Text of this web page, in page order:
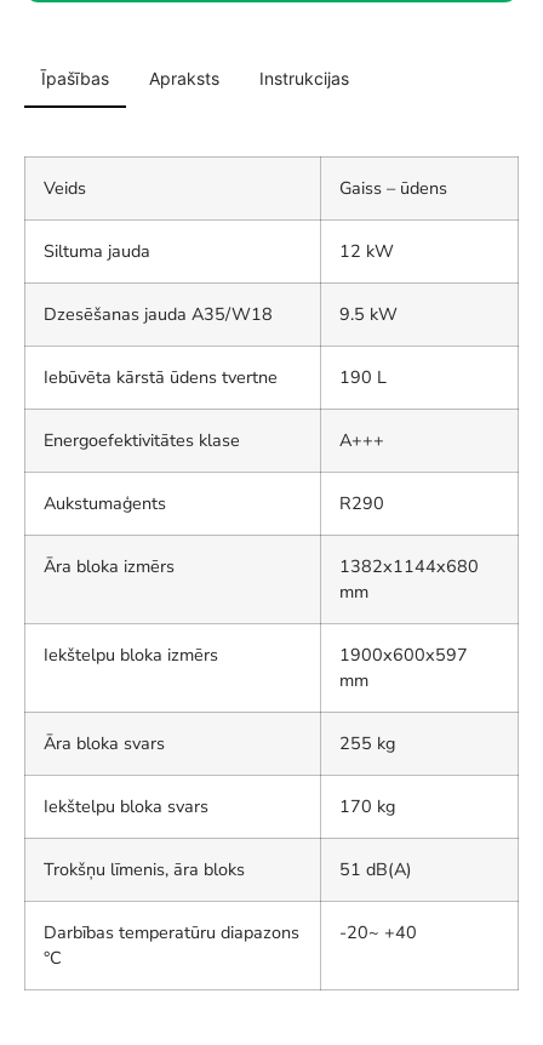
Īpašības Apraksts Instrukcijas
Veids Gaiss – ūdens
Siltuma jauda 12 kW
Dzesēšanas jauda A35/W18 9.5 kW
Iebūvēta kārstā ūdens tvertne 190 L
Energoefektivitātes klase A+++
Aukstumaģents R290
Āra bloka izmērs
1382x1144x680
mm
Iekštelpu bloka izmērs
1900x600x597
mm
Āra bloka svars 255 kg
Iekštelpu bloka svars 170 kg
Trokšņu līmenis, āra bloks 51 dB(A)
Darbības temperatūru diapazons
°C
-20~ +40